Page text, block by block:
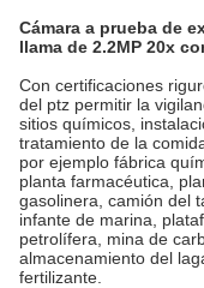
Cámara a prueba de
llama de 2.2MP 20x
Con certificaciones
del ptz permitir la
sitios químicos,
tratamiento de la
por ejemplo fábrica
planta farmacéutica,
gasolinera, camión del
infante de marina,
petrolífera, mina de
almacenamiento del
fertilizante.